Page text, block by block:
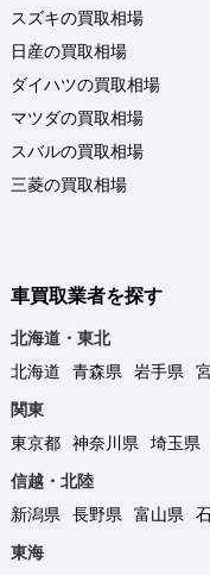
スズキの買取相場
日産の買取相場
ダイハツの買取相場
マツダの買取相場
スバルの買取相場
三菱の買取相場
車買取業者を探す
北海道・東北
北海道
青森県 岩手県
関東
東京都
神奈川県 埼玉県
信越・北陸
新潟県
長野県 富山県
東海